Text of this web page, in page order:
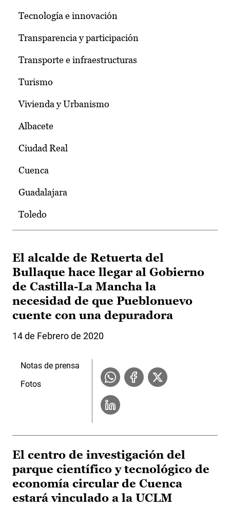
Tecnología e innovación
Transparencia y participación
Transporte e infraestructuras
Turismo
Vivienda y Urbanismo
Albacete
Ciudad Real
Cuenca
Guadalajara
Toledo
El alcalde de Retuerta del
Bullaque hace llegar al Gobierno
de Castilla-La Mancha la
necesidad de que Pueblonuevo
cuente con una depuradora
14 de Febrero de 2020
Notas de prensa
Fotos
El centro de investigación del
parque científico y tecnológico de
economía circular de Cuenca
estará vinculado a la UCLM